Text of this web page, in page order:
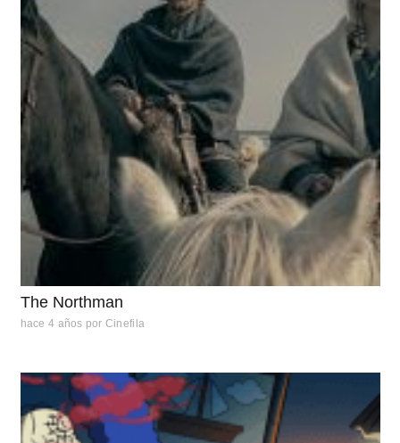
The Northman
hace 4 años por Cinefila